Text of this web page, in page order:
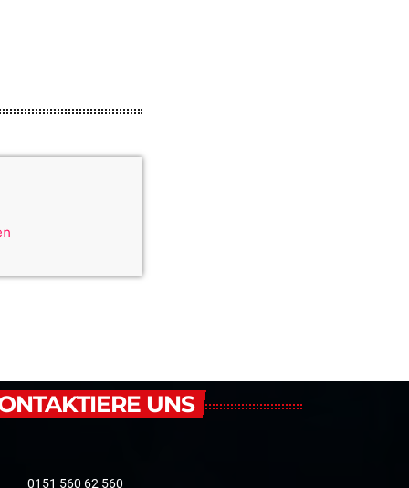
UNS
0151 560 62 560